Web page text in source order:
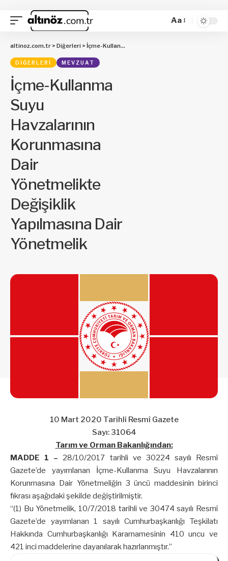
Aa
altinoz.com.tr > Diğerleri > İçme-Kullanma Suyu Havzalarının Korunmasına Dair Yönetmelikte Değişiklik Yapılmasına Dair Yönetmelik
DIĞERLERI MEVZUAT
İçme-Kullanma
Suyu
Havzalarının
Korunmasına
Dair
Yönetmelikte
Değişiklik
Yapılmasına Dair
Yönetmelik
10 Mart 2020 Tarihli Resmî Gazete
Sayı: 31064
Tarım ve Orman Bakanlığından:
MADDE 1 – 28/10/2017 tarihli ve 30224 sayılı Resmî
Gazete’de yayımlanan İçme-Kullanma Suyu Havzalarının
Korunmasına Dair Yönetmeliğin 3 üncü maddesinin birinci
fıkrası aşağıdaki şekilde değiştirilmiştir.
“(1) Bu Yönetmelik, 10/7/2018 tarihli ve 30474 sayılı Resmî
Gazete’de yayımlanan 1 sayılı Cumhurbaşkanlığı Teşkilatı
Hakkında Cumhurbaşkanlığı Kararnamesinin 410 uncu ve
421 inci maddelerine dayanılarak hazırlanmıştır.”